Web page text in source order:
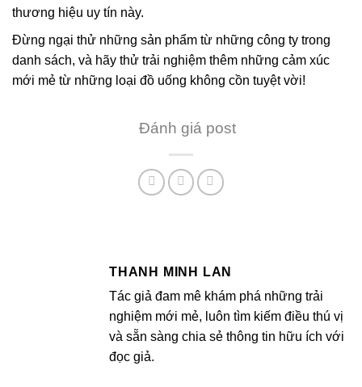
thương hiệu uy tín này.
Đừng ngại thử những sản phẩm từ những công ty trong
danh sách, và hãy thử trải nghiệm thêm những cảm xúc
mới mẻ từ những loại đồ uống không cồn tuyệt vời!
Đánh giá post
THANH MINH LAN
Tác giả đam mê khám phá những trải
nghiệm mới mẻ, luôn tìm kiếm điều thú vị
và sẵn sàng chia sẻ thông tin hữu ích với
đọc giả.